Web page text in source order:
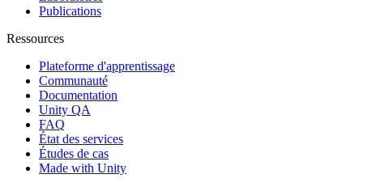
Publications
Ressources
Plateforme d'apprentissage
Communauté
Documentation
Unity QA
FAQ
État des services
Études de cas
Made with Unity